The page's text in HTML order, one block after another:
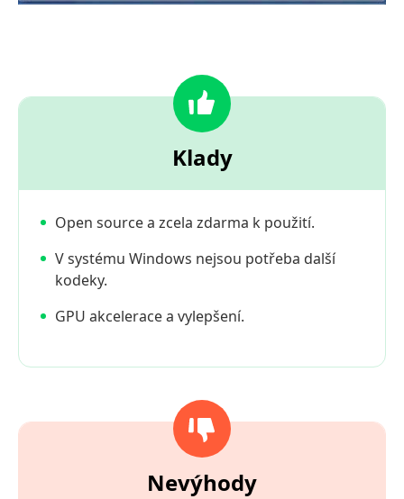
Klady
Open source a zcela zdarma k použití.
V systému Windows nejsou potřeba další
kodeky.
GPU akcelerace a vylepšení.
Nevýhody